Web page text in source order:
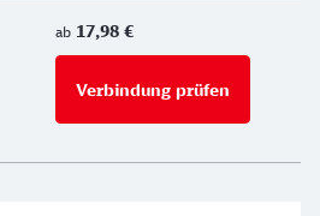
ab 17,98 €
Verbindung prüfen